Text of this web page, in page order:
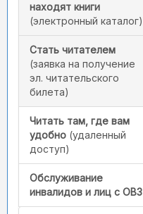
находят книги
(электронный каталог)
Стать читателем
(заявка на получение
эл. читательского
билета)
Читать там, где вам
удобно (удаленный
доступ)
Обслуживание
инвалидов и лиц с ОВЗ